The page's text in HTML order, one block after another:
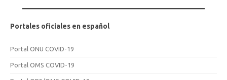
Portales oficiales en español
Portal ONU COVID-19
Portal OMS COVID-19